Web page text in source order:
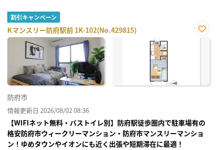
割引キャンペーン
Kマンスリー防府駅前 1K-102(No.429815)
お気
防府市
情報更新日 2026/08/02 08:36
【WIFIネット無料・バストイレ別】防府駅徒歩圏内で駐車場有の
格安防府市ウィークリーマンション・防府市マンスリーマンショ
ン！ゆめタウンやイオンにも近く出張や短期滞在に最適！